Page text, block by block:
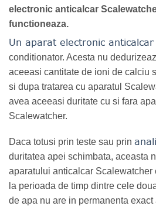
electronic anticalcar
functioneaza.
Un aparat electronic
conditionator. Acesta nu
aceeasi cantitate de ioni de calciu
si dupa tratarea cu aparatul
avea aceeasi duritate cu si fara
Scalewatcher.
Daca totusi prin teste sau prin
duritatea apei schimbata, aceasta
aparatului anticalcar Scalewatcher
la perioada de timp dintre cele
de apa nu are in permanenta